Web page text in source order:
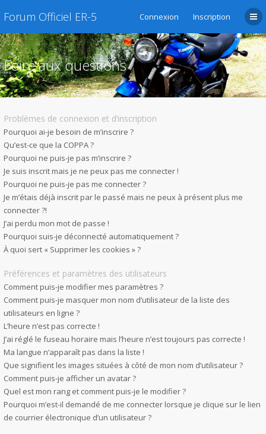
Forum Officiel ER-5 Connexion Inscription
Foire aux questions
Problèmes de connexion et d’inscription
Pourquoi ai-je besoin de m’inscrire ?
Qu’est-ce que la COPPA ?
Pourquoi ne puis-je pas m’inscrire ?
Je suis inscrit mais je ne peux pas me connecter !
Pourquoi ne puis-je pas me connecter ?
Je m’étais déjà inscrit par le passé mais ne peux à présent plus me
connecter ?!
J’ai perdu mon mot de passe !
Pourquoi suis-je déconnecté automatiquement ?
À quoi sert « Supprimer les cookies » ?
Préférences et paramètres des utilisateurs
Comment puis-je modifier mes paramètres ?
Comment puis-je masquer mon nom d’utilisateur de la liste des
utilisateurs en ligne ?
L’heure n’est pas correcte !
J’ai réglé le fuseau horaire mais l’heure n’est toujours pas correcte !
Ma langue n’apparaît pas dans la liste !
Que signifient les images situées à côté de mon nom d’utilisateur ?
Comment puis-je afficher un avatar ?
Quel est mon rang et comment puis-je le modifier ?
Pourquoi m’est-il demandé de me connecter lorsque je clique sur le lien
de courrier électronique d’un utilisateur ?